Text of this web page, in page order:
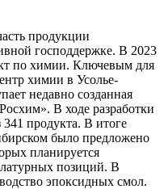
продукции
господдержке. В 2023
по химии. Ключевым для
химии в Усолье-
недавно созданная
В ходе разработки
продукта. В итоге
было предложено
планируется
позиций. В
эпоксидных смол.